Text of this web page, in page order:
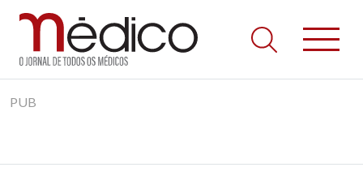
to
Jornal Médico
Médico – O Jornal de Todos os Médicos. Onde as notícias
realmente contam! Tudo o que se passa na Saúde!
PUB